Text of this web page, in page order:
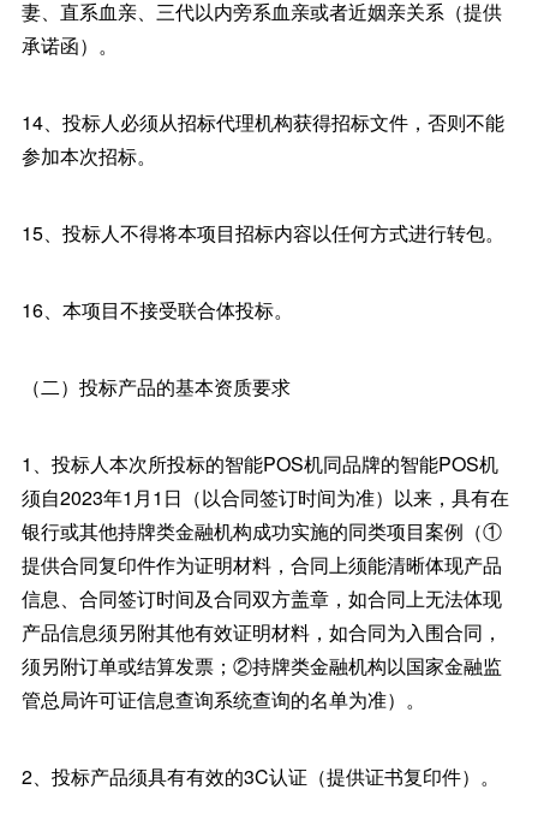
妻、直系血亲、三代以内旁系血亲或者近姻亲关系（提供
承诺函）。
14、投标人必须从招标代理机构获得招标文件，否则不能
参加本次招标。
15、投标人不得将本项目招标内容以任何方式进行转包。
16、本项目不接受联合体投标。
（二）投标产品的基本资质要求
1、投标人本次所投标的智能POS机同品牌的智能POS机
须自2023年1月1日（以合同签订时间为准）以来，具有在
银行或其他持牌类金融机构成功实施的同类项目案例（①
提供合同复印件作为证明材料，合同上须能清晰体现产品
信息、合同签订时间及合同双方盖章，如合同上无法体现
产品信息须另附其他有效证明材料，如合同为入围合同，
须另附订单或结算发票；②持牌类金融机构以国家金融监
管总局许可证信息查询系统查询的名单为准）。
2、投标产品须具有有效的3C认证（提供证书复印件）。